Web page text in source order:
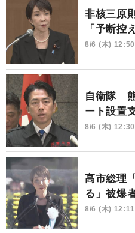
非核三原
「予断控
8/6 (木) 12:50
自衛隊
ート設置
8/6 (木) 12:30
高市総理
る」被爆
8/6 (木) 12:11